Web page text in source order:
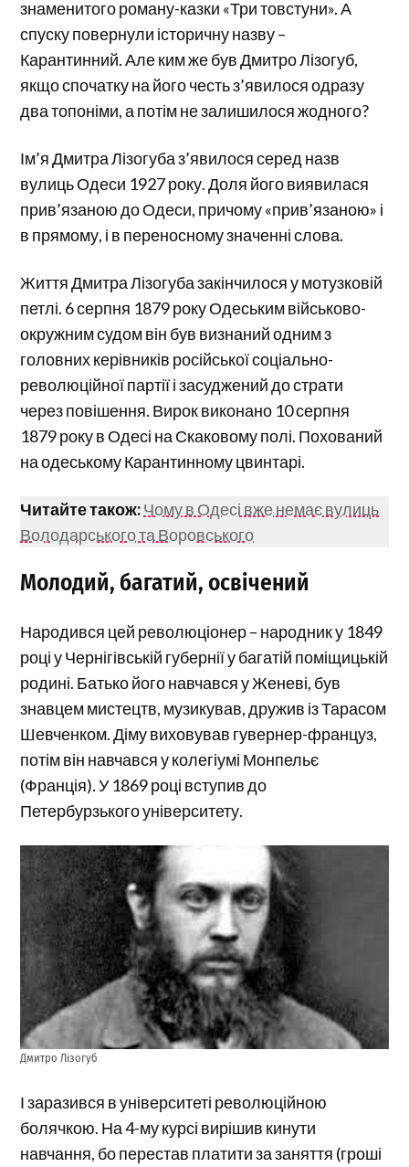
знаменитого роману-казки «Три товстуни». А
спуску повернули історичну назву –
Карантинний. Але ким же був Дмитро Лізогуб,
якщо спочатку на його честь з’явилося одразу
два топоніми, а потім не залишилося жодного?
Ім’я Дмитра Лізогуба з’явилося серед назв
вулиць Одеси 1927 року. Доля його виявилася
прив’язаною до Одеси, причому «прив’язаною» і
в прямому, і в переносному значенні слова.
Життя Дмитра Лізогуба закінчилося у мотузковій
петлі. 6 серпня 1879 року Одеським військово-
окружним судом він був визнаний одним з
головних керівників російської соціально-
революційної партії і засуджений до страти
через повішення. Вирок виконано 10 серпня
1879 року в Одесі на Скаковому полі. Похований
на одеському Карантинному цвинтарі.
Читайте також:Чому в Одесі вже немає вулиць
Володарського та Воровського
Молодий, багатий, освічений
Народився цей революціонер – народник у 1849
році у Чернігівській губернії у багатій поміщицькій
родині. Батько його навчався у Женеві, був
знавцем мистецтв, музикував, дружив із Тарасом
Шевченком. Діму виховував гувернер-француз,
потім він навчався у колегіумі Монпельє
(Франція). У 1869 році вступив до
Петербурзького університету.
Дмитро Лізогуб
І заразився в університеті революційною
болячкою. На 4-му курсі вирішив кинути
навчання, бо перестав платити за заняття (гроші